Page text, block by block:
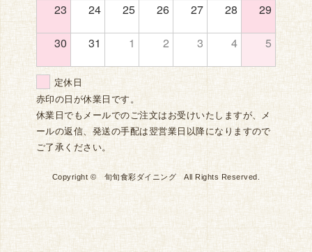
23 24 25 26 27 28 29
30 31 1 2 3 4 5
定休日
赤印の日が休業日です。
休業日でもメールでのご注文はお受けいたしますが、メ
ールの返信、発送の手配は翌営業日以降になりますので
ご了承ください。
Copyright © 旬旬食彩ダイニング All Rights Reserved.